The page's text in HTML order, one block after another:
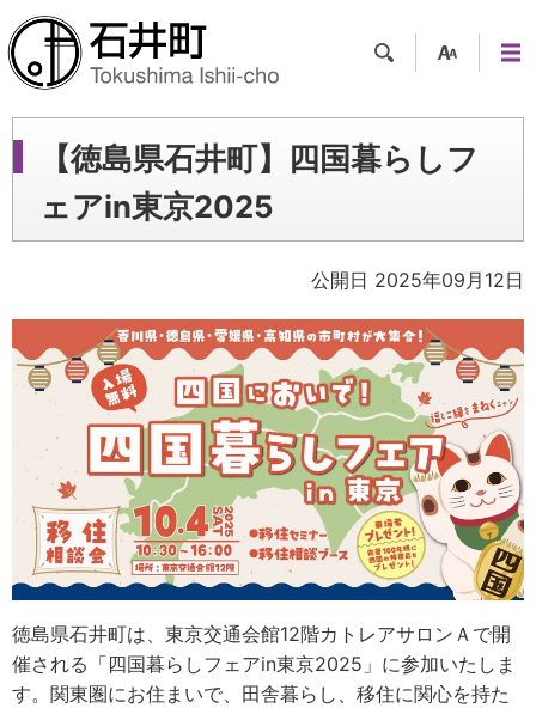
ツー
ュー
【徳島県石井町】四国暮らしフ
ェアin東京2025
公開日 2025年09月12日
徳島県石井町は、東京交通会館12階カトレアサロンＡで開
催される「四国暮らしフェアin東京2025」に参加いたしま
す。関東圏にお住まいで、田舎暮らし、移住に関心を持た